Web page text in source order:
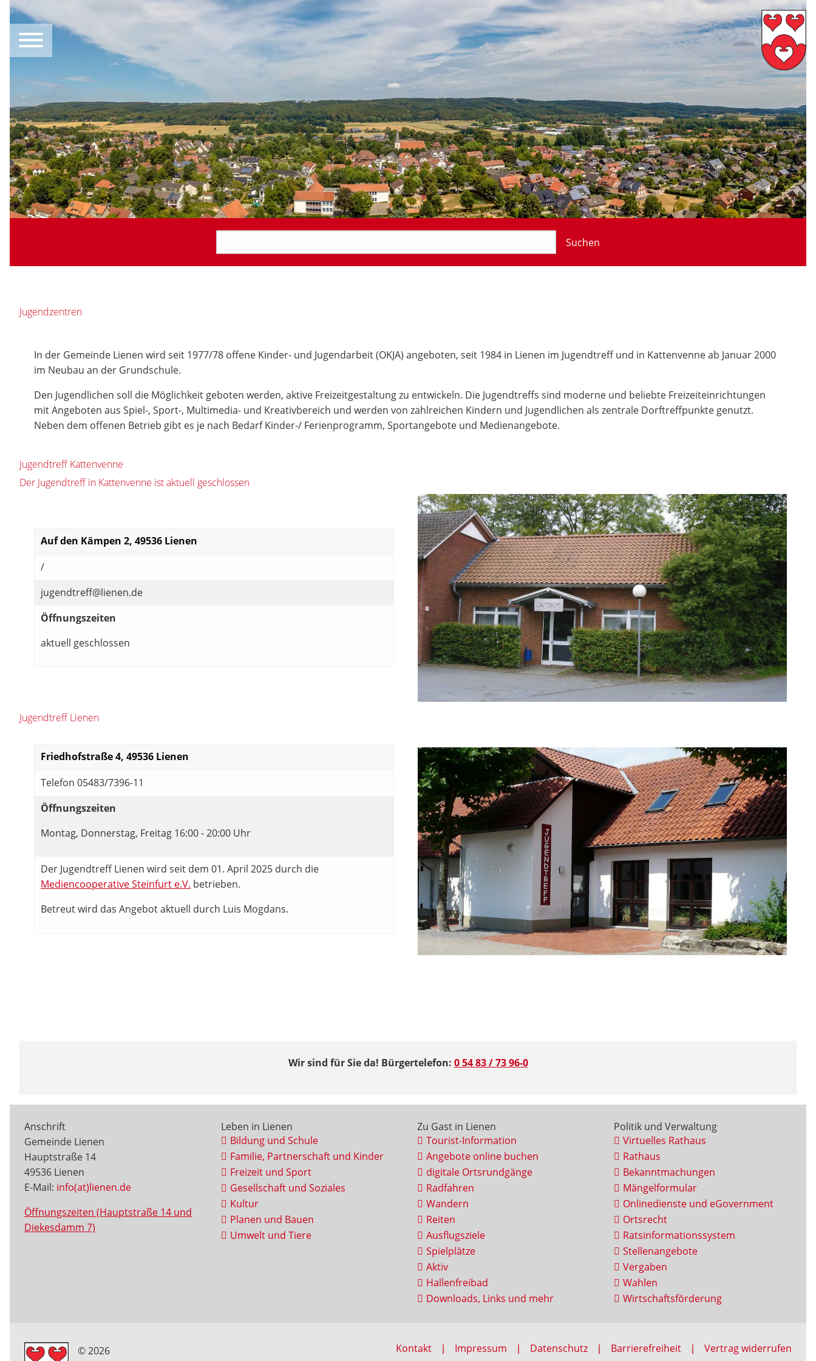
Suchen
Jugendzentren
In der Gemeinde Lienen wird seit 1977/78 offene Kinder- und Jugendarbeit (OKJA) angeboten, seit 1984 in Lienen im Jugendtreff und in Kattenvenne ab Januar 2000
im Neubau an der Grundschule.
Den Jugendlichen soll die Möglichkeit geboten werden, aktive Freizeitgestaltung zu entwickeln. Die Jugendtreffs sind moderne und beliebte Freizeiteinrichtungen
mit Angeboten aus Spiel-, Sport-, Multimedia- und Kreativbereich und werden von zahlreichen Kindern und Jugendlichen als zentrale Dorftreffpunkte genutzt.
Neben dem offenen Betrieb gibt es je nach Bedarf Kinder-/ Ferienprogramm, Sportangebote und Medienangebote.
Jugendtreff Kattenvenne
Der Jugendtreff in Kattenvenne ist aktuell geschlossen
Auf den Kämpen 2, 49536 Lienen
/
jugendtreff@lienen.de
Öffnungszeiten
aktuell geschlossen
Jugendtreff Lienen
Friedhofstraße 4, 49536 Lienen
Telefon 05483/7396-11
Öffnungszeiten
Montag, Donnerstag, Freitag 16:00 - 20:00 Uhr
Der Jugendtreff Lienen wird seit dem 01. April 2025 durch die
Mediencooperative Steinfurt e.V. betrieben.
Betreut wird das Angebot aktuell durch Luis Mogdans.
Wir sind für Sie da! Bürgertelefon: 0 54 83 / 73 96-0
Anschrift
Gemeinde Lienen
Hauptstraße 14
49536 Lienen
E-Mail: info(at)lienen.de
Öffnungszeiten (Hauptstraße 14 und
Diekesdamm 7)
Leben in Lienen
Bildung und Schule
Familie, Partnerschaft und Kinder
Freizeit und Sport
Gesellschaft und Soziales
Kultur
Planen und Bauen
Umwelt und Tiere
Zu Gast in Lienen
Tourist-Information
Angebote online buchen
digitale Ortsrundgänge
Radfahren
Wandern
Reiten
Ausflugsziele
Spielplätze
Aktiv
Hallenfreibad
Downloads, Links und mehr
Politik und Verwaltung
Virtuelles Rathaus
Rathaus
Bekanntmachungen
Mängelformular
Onlinedienste und eGovernment
Ortsrecht
Ratsinformationssystem
Stellenangebote
Vergaben
Wahlen
Wirtschaftsförderung
© 2026 Kontakt Impressum Datenschutz Barrierefreiheit Vertrag widerrufen